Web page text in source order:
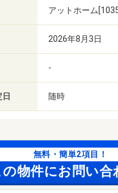
アットホーム
2026年8月3日
-
随時
無料・簡単2項目！
の物件にお問い合